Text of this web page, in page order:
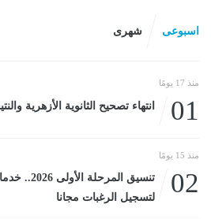
اسبوعى شهرى
منذ 17 يومًا
01 انتهاء تصحيح الثانوية الأزهرية
منذ 15 يومًا
02
تنسيق
لتسجيل الرغبات مجانا